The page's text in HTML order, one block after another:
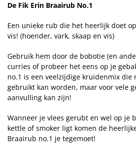
De Fik Erin Braairub No.1
Een unieke rub die het heerlijk doet
vis! (hoender, vark, skaap en vis)
Gebruik hem door de bobotie (en
curries of probeer het eens op je
no.1 is een veelzijdige kruidenmix die
gebruikt kan worden, maar voor vele
aanvulling kan zijn!
Wanneer je vlees gerubt en wel op je
kettle of smoker ligt komen de
Braairub no.1 je tegemoet!